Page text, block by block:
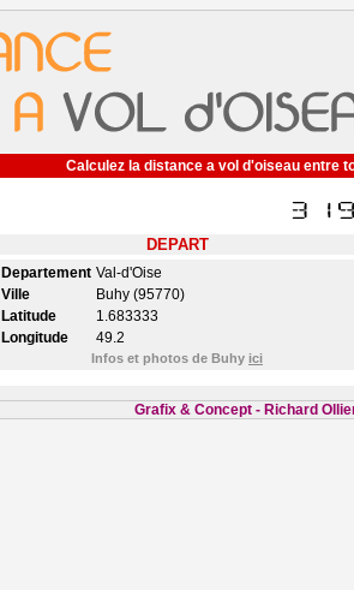
Calculez la distance a vol d'oiseau entre
DEPART
Departement Val-d'Oise
Ville
Buhy (95770)
Latitude
1.683333
Longitude
49.2
Infos et photos de Buhy ici
Grafix & Concept - Richard